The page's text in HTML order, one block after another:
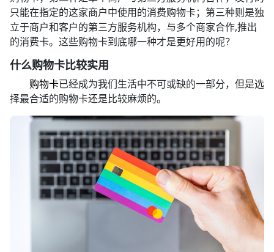
只能在指定的这家商户中使用的消费购物卡；第三种则是独
立于商户和客户的第三方服务机构，与多个商家合作,推出
的消费卡。这些购物卡到底哪一种才是更好用的呢？
什么购物卡比较实用
购物卡已经成为我们生活中不可或缺的一部分，但是选
择最合适的购物卡还是比较麻烦的。